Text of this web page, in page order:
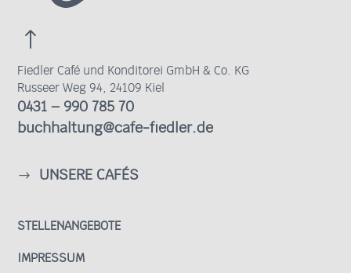
Fiedler Café und Konditorei GmbH & Co. KG
Russeer Weg 94, 24109 Kiel
0431 – 990 785 70
buchhaltung@cafe-fiedler.de
UNSERE CAFÉS
STELLENANGEBOTE
IMPRESSUM